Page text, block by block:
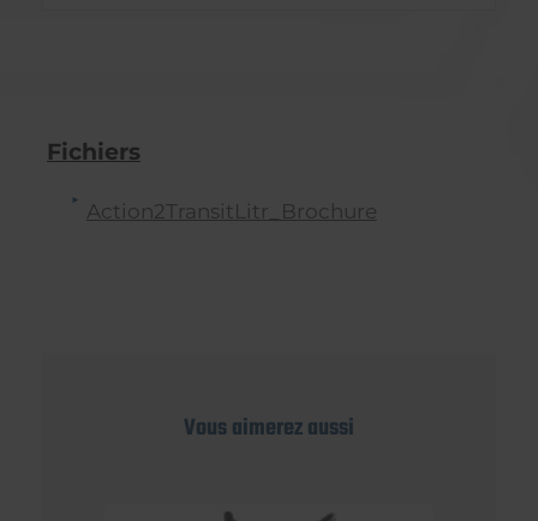
Fichiers
Action2TransitLitr_Brochure
Vous aimerez aussi